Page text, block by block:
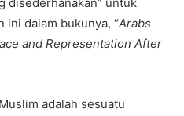
ini dalam bukunya, “Arabs
and Representation After
adalah sesuatu